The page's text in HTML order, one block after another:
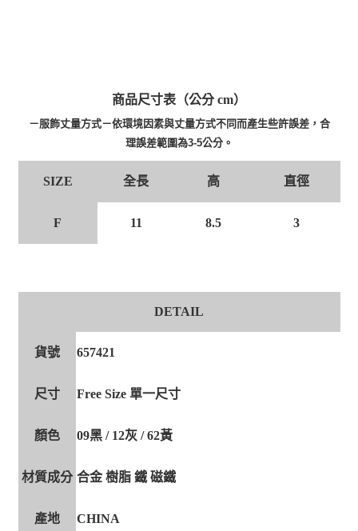
商品尺寸表（公分 cm）
－服飾丈量方式－依環境因素與丈量方式不同而產生些許誤差，合
理誤差範圍為3-5公分。
SIZE 全長 高 直徑
F 11 8.5 3
DETAIL
貨號 657421
尺寸 Free Size 單一尺寸
顏色 09黑 / 12灰 / 62黃
材質成分 合金 樹脂 鐵 磁鐵
產地 CHINA